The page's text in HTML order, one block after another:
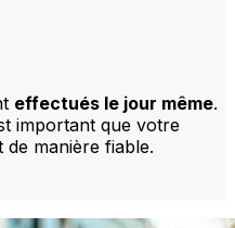
effectués le jour même.
important que votre
manière fiable.